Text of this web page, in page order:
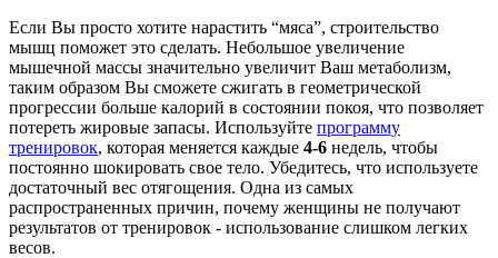
Если Вы просто хотите нарастить “мяса”, строительство
мышц поможет это сделать. Небольшое увеличение
мышечной массы значительно увеличит Ваш метаболизм,
таким образом Вы сможете сжигать в геометрической
прогрессии больше калорий в состоянии покоя, что позволяет
потереть жировые запасы. Используйте программу
тренировок, которая меняется каждые 4-6 недель, чтобы
постоянно шокировать свое тело. Убедитесь, что используете
достаточный вес отягощения. Одна из самых
распространенных причин, почему женщины не получают
результатов от тренировок - использование слишком легких
весов.